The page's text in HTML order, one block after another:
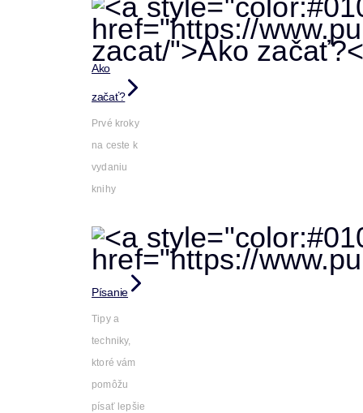
Ako
začať?
Prvé kroky
na ceste k
vydaniu
knihy
Písanie
Tipy a
techniky,
ktoré vám
pomôžu
písať lepšie